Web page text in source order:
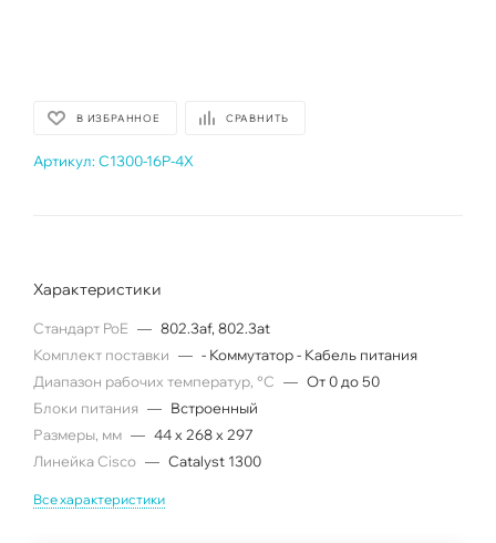
В ИЗБРАННОЕ СРАВНИТЬ
Артикул: C1300-16P-4X
Характеристики
Cтандарт PoE — 802.3af, 802.3at
Комплект поставки — - Коммутатор - Кабель питания
Диапазон рабочих температур, °C — От 0 до 50
Блоки питания — Встроенный
Размеры, мм — 44 x 268 x 297
Линейка Cisco — Catalyst 1300
Все характеристики